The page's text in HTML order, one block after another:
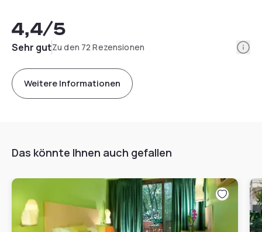
4,4/5
Sehr gutZu den 72 Rezensionen
Weitere Informationen
Das könnte Ihnen auch gefallen